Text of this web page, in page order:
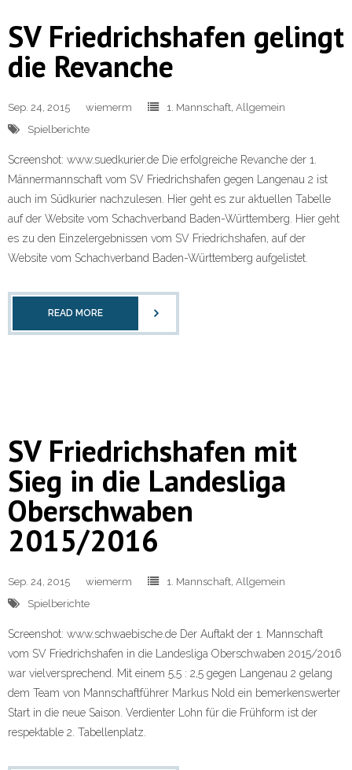
SV Friedrichshafen gelingt
die Revanche
Sep. 24, 2015 wiemerm 1. Mannschaft, Allgemein
Spielberichte
Screenshot: www.suedkurier.de Die erfolgreiche Revanche der 1.
Männermannschaft vom SV Friedrichshafen gegen Langenau 2 ist
auch im Südkurier nachzulesen. Hier geht es zur aktuellen Tabelle
auf der Website vom Schachverband Baden-Württemberg. Hier geht
es zu den Einzelergebnissen vom SV Friedrichshafen, auf der
Website vom Schachverband Baden-Württemberg aufgelistet.
READ MORE
SV Friedrichshafen mit
Sieg in die Landesliga
Oberschwaben
2015/2016
Sep. 24, 2015 wiemerm 1. Mannschaft, Allgemein
Spielberichte
Screenshot: www.schwaebische.de Der Auftakt der 1. Mannschaft
vom SV Friedrichshafen in die Landesliga Oberschwaben 2015/2016
war vielversprechend. Mit einem 5,5 : 2,5 gegen Langenau 2 gelang
dem Team von Mannschaftführer Markus Nold ein bemerkenswerter
Start in die neue Saison. Verdienter Lohn für die Frühform ist der
respektable 2. Tabellenplatz.